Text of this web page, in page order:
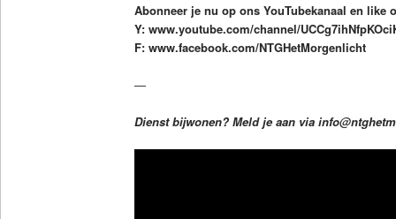
Abonneer je nu op ons YouTubekanaal en like
Y: www.youtube.com/channel/
F: www.facebook.com/NTGHetMorgenlicht
—
Dienst bijwonen? Meld je aan via